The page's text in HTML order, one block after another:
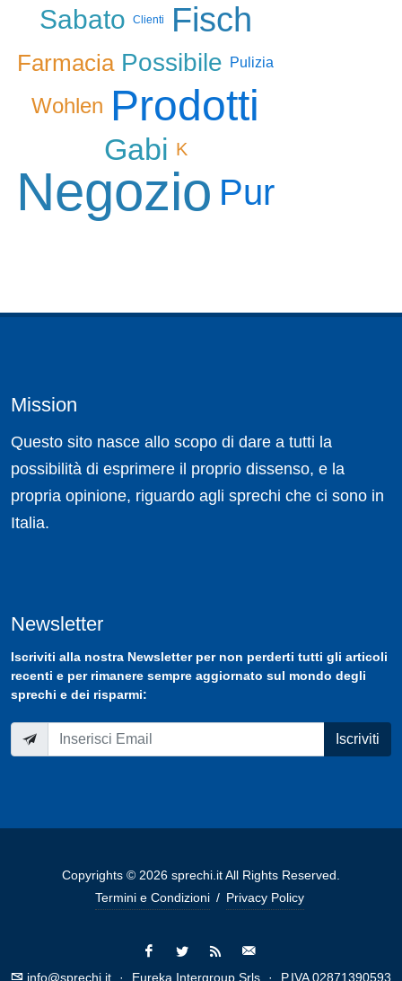
Sabato Clienti Fisch
Farmacia Possibile Pulizia
Wohlen Prodotti
Gabi K
Negozio Pur
Mission
Questo sito nasce allo scopo di dare a tutti la
possibilità di esprimere il proprio dissenso, e la
propria opinione, riguardo agli sprechi che ci sono in
Italia.
Newsletter
Iscriviti alla nostra Newsletterper non perderti tutti gli articoli
recenti e per rimanere sempre aggiornato sul mondo degli
sprechi e dei risparmi:
Iscriviti
Copyrights © 2026 sprechi.it All Rights Reserved.
Termini e Condizioni / Privacy Policy
info@sprechi.it · Eureka Intergroup Srls · P.IVA 02871390593